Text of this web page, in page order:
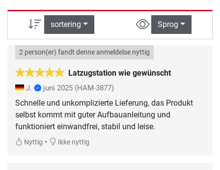
sortering Sprog
Latzugstation wie gewünscht
2 person(er) fandt denne anmeldelse nyttig
J. juni 2025 (HAM-3877)
Schnelle und unkomplizierte Lieferung, das Produkt
selbst kommt mit guter Aufbauanleitung und
funktioniert einwandfrei, stabil und leise.
Nyttig • Ikke nyttig